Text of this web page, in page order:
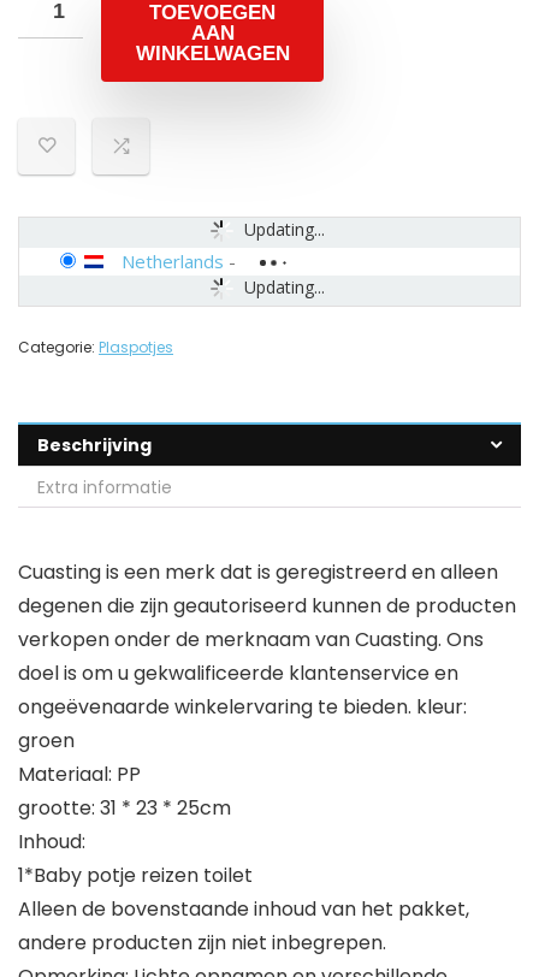
TOEVOEGEN
AAN
WINKELWAGEN
Updating...
Updating...
Netherlands -
Categorie: Plaspotjes
Beschrijving
Extra informatie
Cuasting is een merk dat is geregistreerd en alleen
degenen die zijn geautoriseerd kunnen de producten
verkopen onder de merknaam van Cuasting. Ons
doel is om u gekwalificeerde klantenservice en
ongeëvenaarde winkelervaring te bieden. kleur:
groen
Materiaal: PP
grootte: 31 * 23 * 25cm
Inhoud:
1*Baby potje reizen toilet
Alleen de bovenstaande inhoud van het pakket,
andere producten zijn niet inbegrepen.